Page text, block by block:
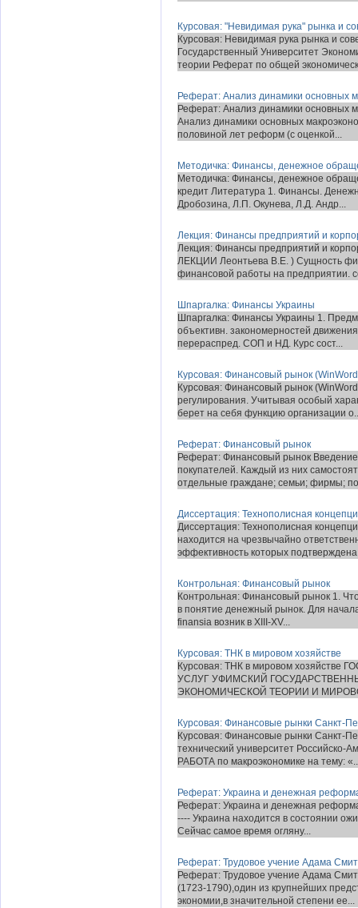
Курсовая: "Невидимая рука" рынка и
Курсовая: Невидимая рука рынка и
Государственный Университет
теории Реферат по общей
Реферат: Анализ динамики основных
Реферат: Анализ динамики основных
Анализ динамики основных
половиной лет реформ (с оценкой...
Методичка: Финансы, денежное
Методичка: Финансы, денежное
кредит Литература 1. Финансы.
Дробозина, Л.П. Окунева, Л.Д. Андр...
Лекция: Финансы предприятий и
Лекция: Финансы предприятий и
ЛЕКЦИИ Леонтьева В.Е. ) Сущность
финансовой работы на предприятии.
Шпаргалка: Финансы Украины
Шпаргалка: Финансы Украины 1.
объективн. закономерностей
перераспред. СОП и НД. Курс сост...
Курсовая: Финансовый рынок
Курсовая: Финансовый рынок
регулирования. Учитывая особый
берет на себя функцию организации
Реферат: Финансовый рынок
Реферат: Финансовый рынок
покупателей. Каждый из них
отдельные граждане; семьи; фирмы;
Диссертация: Технополисная
Диссертация: Технополисная
находится на чрезвычайно
эффективность которых
Контрольная: Финансовый рынок
Контрольная: Финансовый рынок 1.
в понятие денежный рынок. Для
finansia возник в XIII-XV...
Курсовая: ТНК в мировом хозяйстве
Курсовая: ТНК в мировом
УСЛУГ УФИМСКИЙ
ЭКОНОМИЧЕСКОЙ ТЕОРИИ И
Курсовая: Финансовые рынки Санкт-
Курсовая: Финансовые рынки Санкт-
технический университет
РАБОТА по макроэкономике на тему:
Реферат: Украина и денежная
Реферат: Украина и денежная
---- Украина находится в состоянии
Сейчас самое время огляну...
Реферат: Трудовое учение Адама
Реферат: Трудовое учение Адама
(1723-1790),один из крупнейших
экономии,в значительной степени ее...